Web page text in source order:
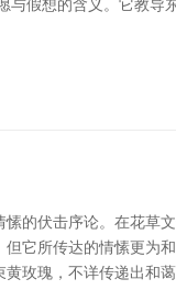
假想的含义。它教
的伏击序论。在花
它所传达的情愫更为
玫瑰，不详传递出和